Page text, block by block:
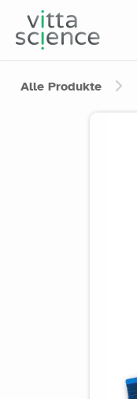
Alle Produkte